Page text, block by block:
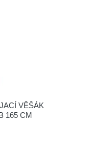
VĚŠÁK
165 CM